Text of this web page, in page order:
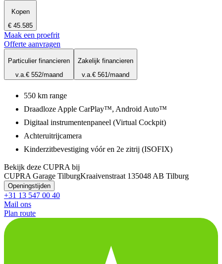
Kopen
€ 45.585
Maak een proefrit
Offerte aanvragen
Particulier financieren
v.a.€ 552/maand
Zakelijk financieren
v.a.€ 561/maand
550 km range
Draadloze Apple CarPlay™, Android Auto™
Digitaal instrumentenpaneel (Virtual Cockpit)
Achteruitrijcamera
Kinderzitbevestiging vóór en 2e zitrij (ISOFIX)
Bekijk deze CUPRA bij
CUPRA Garage TilburgKraaivenstraat 135048 AB Tilburg
Openingstijden
+31 13 547 00 40
Mail ons
Plan route